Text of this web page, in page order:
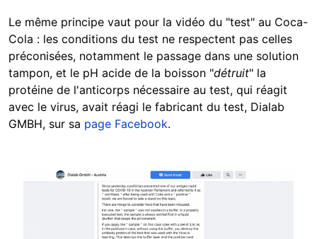
Le même principe vaut pour la vidéo du "test" au Coca-
Cola : les conditions du test ne respectent pas celles
préconisées, notamment le passage dans une solution
tampon, et le pH acide de la boisson "détruit" la
protéine de l'anticorps nécessaire au test, qui réagit
avec le virus, avait réagi le fabricant du test, Dialab
GMBH, sur sa page Facebook.